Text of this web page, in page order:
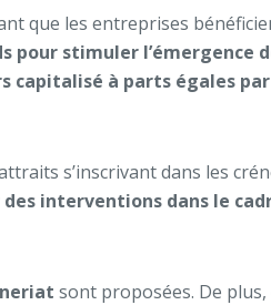
que les entreprises
pour stimuler l’émergence
capitalisé à parts égales
s’inscrivant dans les
interventions dans le
sont proposées. De plus,